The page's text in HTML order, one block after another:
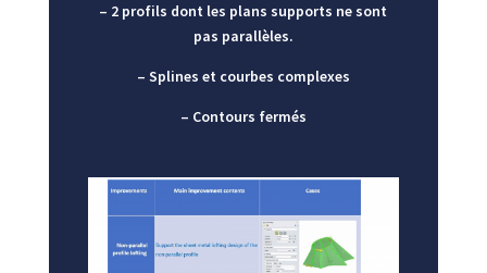
– 2 profils dont les plans supports ne sont
pas parallèles.
– Splines et courbes complexes
– Contours fermés